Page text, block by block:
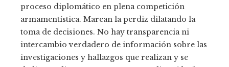
proceso diplomático en plena competición
armamentística. Marean la perdiz dilatando la
toma de decisiones. No hay transparencia ni
intercambio verdadero de información sobre las
investigaciones y hallazgos que realizan y se